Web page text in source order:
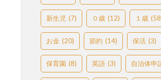
新生児 (7) ０歳 (12) １歳
お金 (20) 節約 (14) 保活 (3)
保育園 (8) 英語 (3) 自治体申